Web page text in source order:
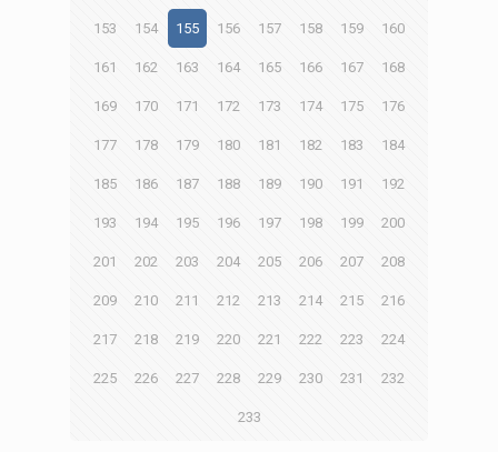
153 154 155 156 157 158 159 160
161 162 163 164 165 166 167 168
169 170 171 172 173 174 175 176
177 178 179 180 181 182 183 184
185 186 187 188 189 190 191 192
193 194 195 196 197 198 199 200
201 202 203 204 205 206 207 208
209 210 211 212 213 214 215 216
217 218 219 220 221 222 223 224
225 226 227 228 229 230 231 232
233